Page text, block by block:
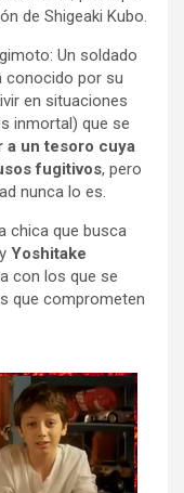
de Shigeaki Kubo.
Un soldado
conocido por su
en situaciones
inmortal) que se
a un tesoro cuya
fugitivos, pero
nunca lo es.
chica que busca
Yoshitake
con los que se
que comprometen